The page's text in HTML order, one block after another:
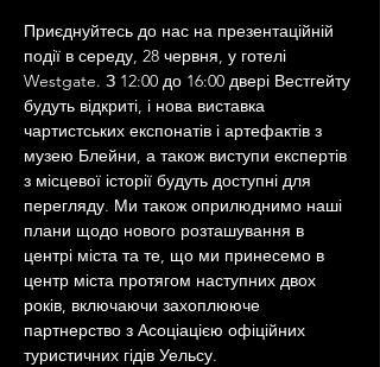
Приєднуйтесь до нас на презентаційній
події в середу, 28 червня, у готелі
Westgate. З 12:00 до 16:00 двері Вестгейту
будуть відкриті, і нова виставка
чартистських експонатів і артефактів з
музею Блейни, а також виступи експертів
з місцевої історії будуть доступні для
перегляду. Ми також оприлюднимо наші
плани щодо нового розташування в
центрі міста та те, що ми принесемо в
центр міста протягом наступних двох
років, включаючи захоплююче
партнерство з Асоціацією офіційних
туристичних гідів Уельсу.